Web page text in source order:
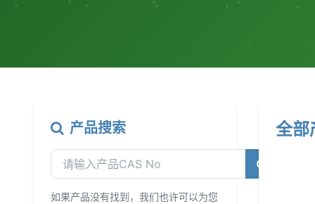
产品搜索
如果产品没有找到，我们也许可以为您
全部